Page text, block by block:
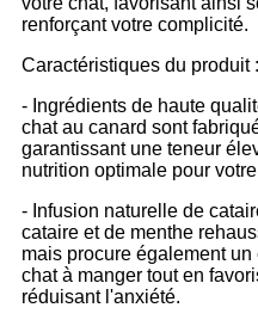
renforçant votre complicité.
Caractéristiques du produit :
- Ingrédients de haute
chat au canard sont
garantissant une teneur
nutrition optimale pour
- Infusion naturelle de
cataire et de menthe
mais procure également
chat à manger tout en
réduisant l'anxiété.